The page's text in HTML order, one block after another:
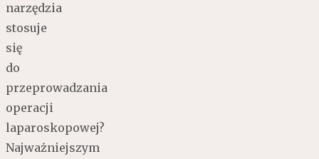
narzędzia
stosuje
się
do
przeprowadzania
operacji
laparoskopowej?
Najważniejszym